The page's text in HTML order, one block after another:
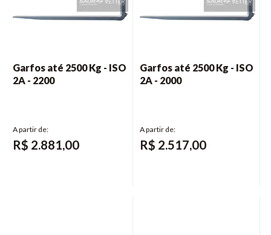
Garfos até 2500 Kg - ISO
2A - 2200
R$ 2.881,00
Garfos até 2500 Kg - ISO
2A - 2000
R$ 2.517,00